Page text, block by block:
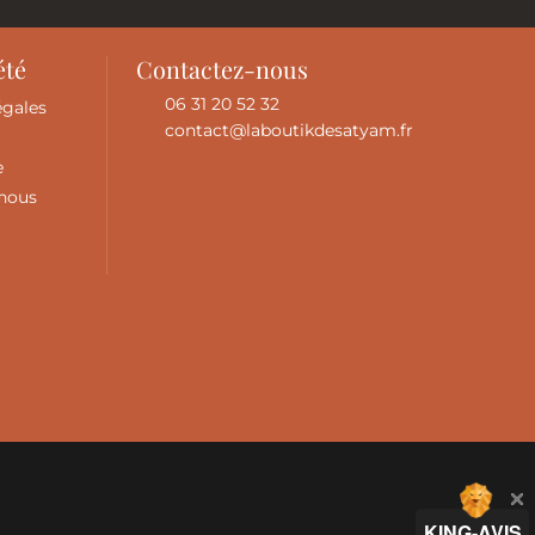
Contactez-nous
06 31 20 52 32
contact@laboutikdesatyam.fr